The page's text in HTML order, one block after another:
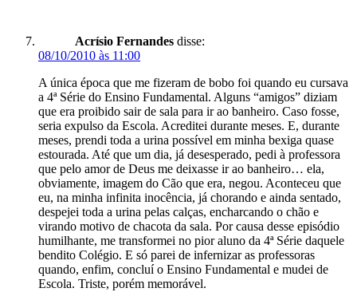
Acrísio Fernandes disse:
08/10/2010 às 11:00
A única época que me fizeram de bobo foi quando eu cursava
a 4ª Série do Ensino Fundamental. Alguns “amigos” diziam
que era proibido sair de sala para ir ao banheiro. Caso fosse,
seria expulso da Escola. Acreditei durante meses. E, durante
meses, prendi toda a urina possível em minha bexiga quase
estourada. Até que um dia, já desesperado, pedi à professora
que pelo amor de Deus me deixasse ir ao banheiro… ela,
obviamente, imagem do Cão que era, negou. Aconteceu que
eu, na minha infinita inocência, já chorando e ainda sentado,
despejei toda a urina pelas calças, encharcando o chão e
virando motivo de chacota da sala. Por causa desse episódio
humilhante, me transformei no pior aluno da 4ª Série daquele
bendito Colégio. E só parei de infernizar as professoras
quando, enfim, concluí o Ensino Fundamental e mudei de
Escola. Triste, porém memorável.